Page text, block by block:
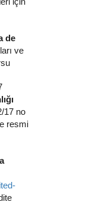
de
ve
17 no
resmi